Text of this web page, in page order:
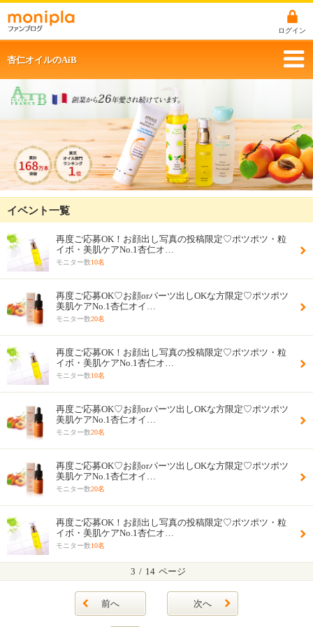
ログイン
杏仁オイルのAiB
イベント一覧
再度ご応募OK！お顔出し写真の投稿限定♡ポツポツ・粒
イボ・美肌ケアNo.1杏仁オ…
モニター数10名
再度ご応募OK♡お顔orパーツ出しOKな方限定♡ポツポツ
美肌ケアNo.1杏仁オイ…
モニター数20名
再度ご応募OK！お顔出し写真の投稿限定♡ポツポツ・粒
イボ・美肌ケアNo.1杏仁オ…
モニター数10名
再度ご応募OK♡お顔orパーツ出しOKな方限定♡ポツポツ
美肌ケアNo.1杏仁オイ…
モニター数20名
再度ご応募OK♡お顔orパーツ出しOKな方限定♡ポツポツ
美肌ケアNo.1杏仁オイ…
モニター数20名
再度ご応募OK！お顔出し写真の投稿限定♡ポツポツ・粒
イボ・美肌ケアNo.1杏仁オ…
モニター数10名
3 / 14 ページ
前へ 次へ